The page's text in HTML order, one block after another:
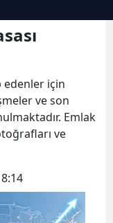
edenler için
ve son
Emlak
ve